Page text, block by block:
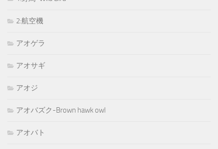
2:航空機
アオゲラ
アオサギ
アオジ
アオバズク-Brown hawk owl
アオバト